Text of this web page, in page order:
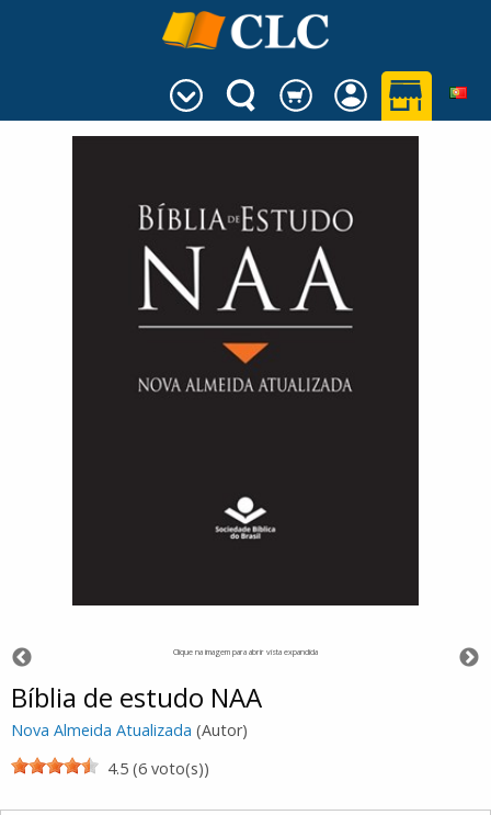
Clique na imagem para abrir vista expandida
Bíblia de estudo NAA
Nova Almeida Atualizada (Autor)
4.5 (6 voto(s))